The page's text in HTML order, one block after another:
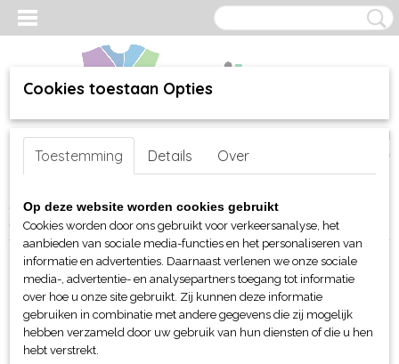
Inloggen Registreren
(0)
Home >webshop>Per merk >Myrtle Beach hoofd-handen
Hoeden> Myrtle Beach Fischerman Piping hoed
Cookies toestaan Opties
Toestemming Details Over
Op deze website worden cookies gebruikt
Cookies worden door ons gebruikt voor verkeersanalyse, het
aanbieden van sociale media-functies en het personaliseren van
informatie en advertenties. Daarnaast verlenen we onze sociale
media-, advertentie- en analysepartners toegang tot informatie
over hoe u onze site gebruikt. Zij kunnen deze informatie
gebruiken in combinatie met andere gegevens die zij mogelijk
hebben verzameld door uw gebruik van hun diensten of die u hen
hebt verstrekt.